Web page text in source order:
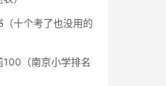
十个考了也没用的
（南京小学排名